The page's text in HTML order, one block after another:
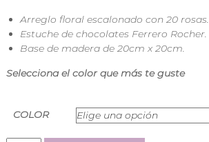
d
i
a
x
e
s
Arreglo floral escalonado con 20 rosas.
Estuche de chocolates Ferrero Rocher.
Base de madera de 20cm x 20cm.
Selecciona el color que más te guste
COLOR